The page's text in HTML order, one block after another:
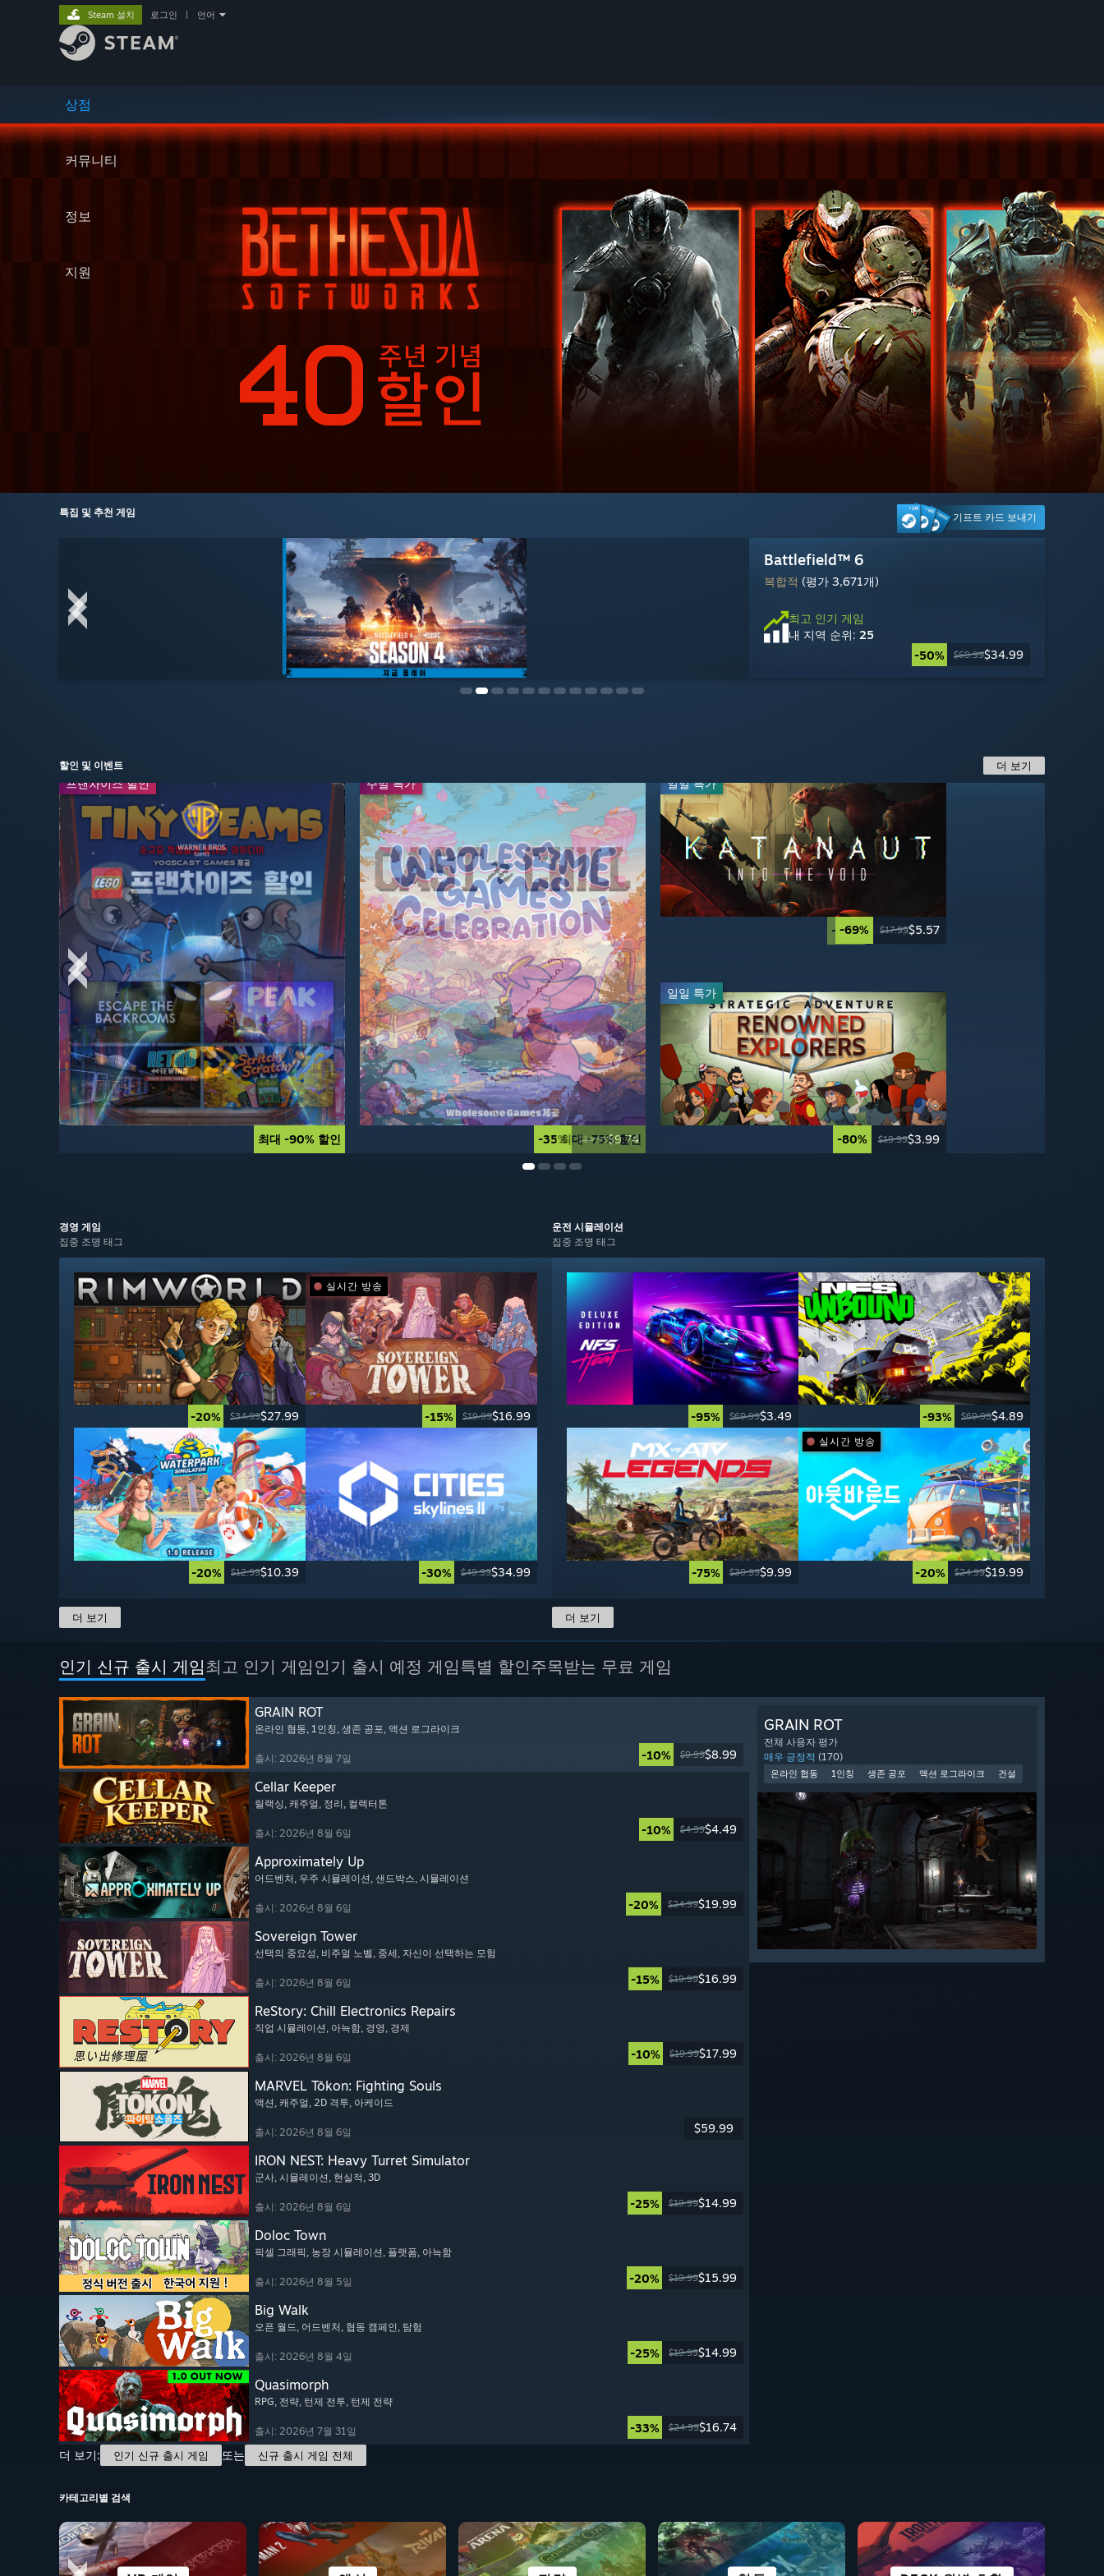
상점
커뮤니티
정보
지원
Steam 설치 로그인 언어
특집 및 추천 게임 기프트 카드 보내기
ReStory: Chill Electronics Repairs
압도적으로 긍정적(평가 1,134개)
최고 인기 게임
내 지역 순위: 9
-10%
$19.99$17.99
Battlefield™ 6
복합적 (평가 3,671개)
최고 인기 게임
내 지역 순위: 25
-50%
$69.99$34.99
Palworld / 팰월드
압도적으로 긍정적(평가 22,351개)
최고 인기 게임
내 지역 순위: 12
$29.99
Counter-Strike 2
매우 긍정적(평가 25,913개)
최고 인기 게임
내 지역 순위: 2
무료 플레이
GRAIN ROT
매우 긍정적(평가 170개)
최고 인기 게임
내 지역 순위: 18
-10%
$9.99$8.99
Mistfall Hunter
복합적 (평가 8,787개)
최고 인기 게임
내 지역 순위: 17
-10%
$24.99$22.49
DOOM: The Dark Ages
매우 긍정적(평가 459개)
최고 인기 게임
내 지역 순위: 16
-67%
$69.99$23.09
Machine Party
매우 긍정적(평가 2,110개)
최고 인기 게임
내 지역 순위: 22
-15%
$7.99$6.79
Rust
대체로 긍정적(평가 6,323개)
최고 인기 게임
내 지역 순위: 19
-50%
$39.99$19.99
Dead by Daylight
대체로 긍정적(평가 20,113개)
최고 인기 게임
내 지역 순위: 20
$19.99
Cyberpunk 2077
대체로 긍정적(평가 23,302개)
최고 인기 게임
내 지역 순위: 15
-70%
$59.99$17.99
Wuthering Waves
매우 긍정적(평가 1,945개)
최고 인기 게임
내 지역 순위: 26
무료
할인 및 이벤트 더 보기
프랜차이즈 할인
최대 -90% 할인
주말 특가
-35% $14.99$9.74
일일 특가
-69% $17.99$5.57
일일 특가
-80% $19.99$3.99
주말 특가
최대 -90% 할인
주말 특가
최대 -75% 할인
-70% $59.99$17.99
-95% $49.99$2.49
실시간 방송
-50% $49.99 $24.99
-50% $7.99$3.99
-67% $69.99$23.09
-60% $69.99$27.99
-50% $39.99$19.99
-67% $49.99$16.49
-95% $59.99 $2.99
-65% $39.99$13.99
-20% $9.99$7.99
실시간 방송
-20% $69.99$55.99
-20% $24.99$19.99
-40% $49.99$29.99
경영 게임
집중 조명 태그
-20% $34.99$27.99 -15% $19.99$16.99
실시간 방송
-20% $12.99$10.39 -30% $49.99$34.99
더 보기
운전 시뮬레이션
집중 조명 태그
-95% $69.99$3.49 -93% $69.99$4.89
-75% $39.99$9.99 -20% $24.99$19.99
실시간 방송
더 보기
인기 신규 출시 게임최고 인기 게임 인기 출시 예정 게임특별 할인주목받는 무료 게임
GRAIN ROT
온라인 협동, 1인칭, 생존 공포, 액션 로그라이크
출시: 2026년 8월 7일 -10% $9.99$8.99
Cellar Keeper
릴랙싱, 캐주얼, 정리 , 컬렉터톤
출시: 2026년 8월 6일 -10% $4.99$4.49
Approximately Up
어드벤처 , 우주 시뮬레이션, 샌드박스, 시뮬레이션
출시: 2026년 8월 6일 -20% $24.99$19.99
Sovereign Tower
선택의 중요성, 비주얼 노벨, 중세, 자신이 선택하는 모험
출시: 2026년 8월 6일 -15% $19.99$16.99
ReStory: Chill Electronics Repairs
직업 시뮬레이션, 아늑함, 경영, 경제
출시: 2026년 8월 6일 -10% $19.99$17.99
MARVEL Tōkon: Fighting Souls
액션 , 캐주얼 , 2D 격투, 아케이드
출시: 2026년 8월 6일 $59.99
IRON NEST: Heavy Turret Simulator
군사, 시뮬레이션 , 현실적 , 3D
출시: 2026년 8월 6일 -25% $19.99$14.99
Doloc Town
픽셀 그래픽 , 농장 시뮬레이션 , 플랫폼, 아늑함
출시: 2026년 8월 5일 -20% $19.99$15.99
Big Walk
오픈 월드, 어드벤처 , 협동 캠페인 , 탐험
출시: 2026년 8월 4일 -25% $19.99$14.99
Quasimorph
RPG, 전략, 턴제 전투, 턴제 전략
출시: 2026년 7월 31일 -33% $24.99$16.74
더 보기:
인기 신규 출시 게임 또는 신규 출시 게임 전체
GRAIN ROT
전체 사용자 평가
매우 긍정적 (170)
온라인 협동 1인칭 생존 공포 액션 로그라이크 건설
카테고리별 검색